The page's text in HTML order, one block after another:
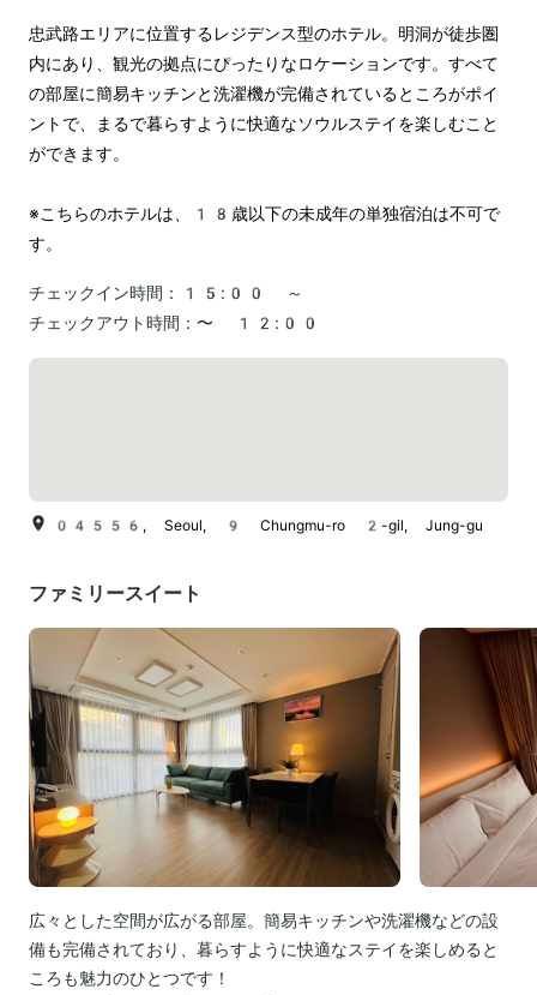
忠武路エリアに位置するレジデンス型のホテル。明洞が徒歩圏
内にあり、観光の拠点にぴったりなロケーションです。すべて
の部屋に簡易キッチンと洗濯機が完備されているところがポイ
ントで、まるで暮らすように快適なソウルステイを楽しむこと
ができます。
※こちらのホテルは、18歳以下の未成年の単独宿泊は不可で
す。
チェックイン時間：
15:00 ～
チェックアウト時間： 〜 12:00
04556, Seoul, 9 Chungmu-ro 2-gil, Jung-gu
ファミリースイート
広々とした空間が広がる部屋。簡易キッチンや洗濯機などの設
備も完備されており、暮らすように快適なステイを楽しめると
ころも魅力のひとつです！